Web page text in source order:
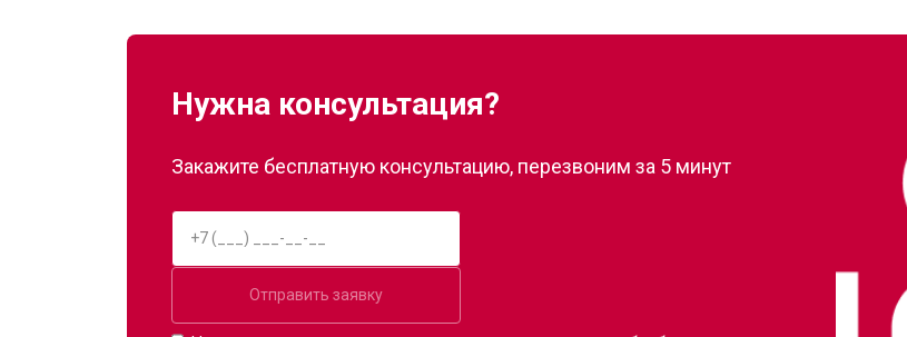
Замена сканера от 90 мин
Ремонт пневмокамеры
Ремонт пневмосистемы
Ремонт пульта управления
Нужна консультация?
Закажите бесплатную консультацию, перезвоним за 5 минут
Отправить заявку